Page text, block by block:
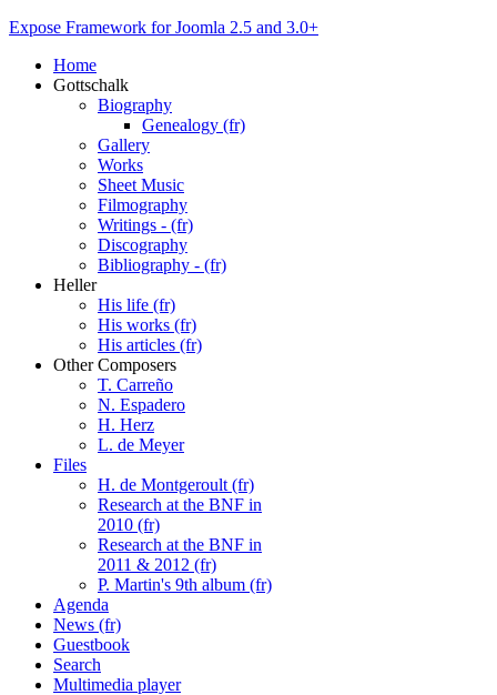
Expose Framework for Joomla 2.5 and 3.0+
Home
Gottschalk
Biography
Genealogy (fr)
Gallery
Works
Sheet Music
Filmography
Writings - (fr)
Discography
Bibliography - (fr)
Heller
His life (fr)
His works (fr)
His articles (fr)
Other Composers
T. Carreño
N. Espadero
H. Herz
L. de Meyer
Files
H. de Montgeroult (fr)
Research at the BNF in
2010 (fr)
Research at the BNF in
2011 & 2012 (fr)
P. Martin's 9th album (fr)
Agenda
News (fr)
Guestbook
Search
Multimedia player